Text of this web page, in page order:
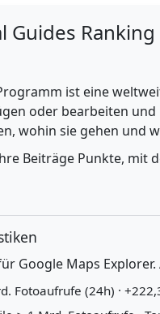
Guides Ranking
ist eine
oder bearbeiten
wohin sie gehen und
Beiträge Punkte, mit
Google Maps Explorer.
Fotoaufrufe (24h) ·